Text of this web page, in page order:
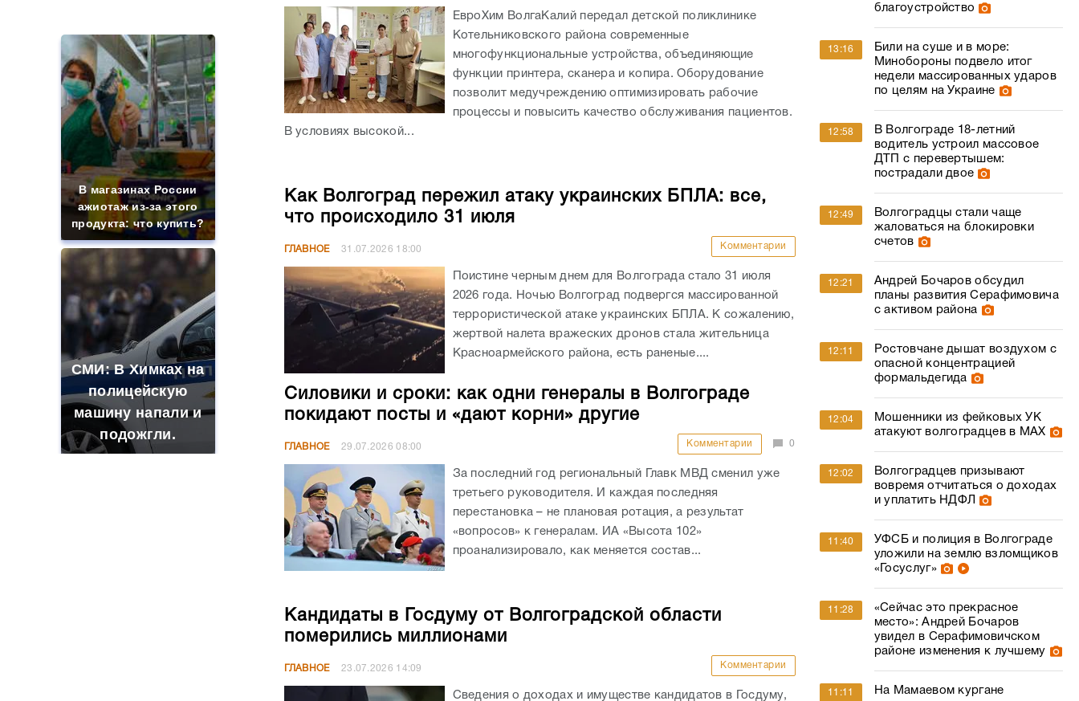
В магазинах России
ажиотаж из-за этого
продукта: что купить?
СМИ: В Химках на
полицейскую
машину напали и
подожгли.
ЕвроХим ВолгаКалий передал детской поликлинике
Котельниковского района современные
многофункциональные устройства, объединяющие
функции принтера, сканера и копира. Оборудование
позволит медучреждению оптимизировать рабочие
процессы и повысить качество обслуживания пациентов.
В условиях высокой...
Как Волгоград пережил атаку украинских БПЛА: все,
что происходило 31 июля
ГЛАВНОЕ 31.07.2026 18:00 Комментарии
Поистине черным днем для Волгограда стало 31 июля
2026 года. Ночью Волгоград подвергся массированной
террористической атаке украинских БПЛА. К сожалению,
жертвой налета вражеских дронов стала жительница
Красноармейского района, есть раненые....
Силовики и сроки: как одни генералы в Волгограде
покидают посты и «дают корни» другие
ГЛАВНОЕ 29.07.202608:00 Комментарии 0
За последний год региональный Главк МВД сменил уже
третьего руководителя. И каждая последняя
перестановка – не плановая ротация, а результат
«вопросов» к генералам. ИА «Высота 102»
проанализировало, как меняется состав...
Кандидаты в Госдуму от Волгоградской области
померились миллионами
ГЛАВНОЕ 23.07.2026 14:09 Комментарии
Сведения о доходах и имуществе кандидатов в Госдуму,
благоустройство
13:16
Били на суше и в море:
Минобороны подвело итог
недели массированных ударов
по целям на Украине
12:58
В Волгограде 18-летний
водитель устроил массовое
ДТП с перевертышем:
пострадали двое
12:49
Волгоградцы стали чаще
жаловаться на блокировки
счетов
12:21
Андрей Бочаров обсудил
планы развития Серафимовича
с активом района
12:11
Ростовчане дышат воздухом с
опасной концентрацией
формальдегида
12:04
Мошенники из фейковых УК
атакуют волгоградцев в МАХ
12:02
Волгоградцев призывают
вовремя отчитаться о доходах
и уплатить НДФЛ
11:40
УФСБ и полиция в Волгограде
уложили на землю взломщиков
«Госуслуг»
11:28
«Сейчас это прекрасное
место»: Андрей Бочаров
увидел в Серафимовичском
районе изменения к лучшему
11:11
На Мамаевом кургане